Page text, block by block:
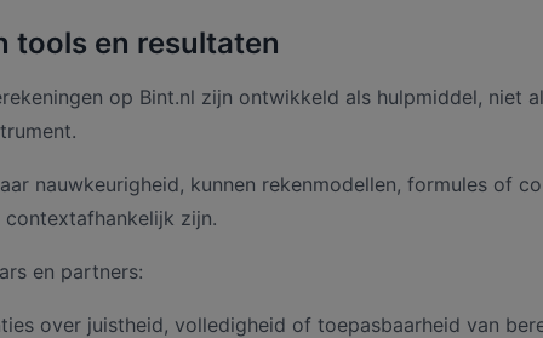
tools en resultaten
op Bint.nl zijn ontwikkeld als hulpmiddel, niet
nauwkeurigheid, kunnen rekenmodellen, formules of
zijn.
en partners:
over juistheid, volledigheid of toepasbaarheid van